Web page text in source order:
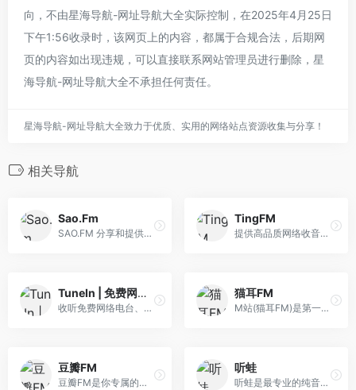
向，不由星海导航-网址导航大全实际控制，在2025年4月25日
下午1:56收录时，该网页上的内容，都属于合规合法，后期网
页的内容如出现违规，可以直接联系网站管理员进行删除，星
海导航-网址导航大全不承担任何责任。
星海导航-网址导航大全致力于优质、实用的网络站点资源收集与分享！
相关导航
Sao.Fm
SAO.FM 分享和提供高品质网络收音机在线收听服务，无软件安装实现网页在线收听，手机在线收听广播。网站全面汇集整理国内外主流电台流媒体播放地址，方便广大广播爱好者随时随地利用网络收听喜爱的广播电台。
TingFM
提供高品质网络收音机在线收听服务，无软件安装实现网页在线收听，手机在线收听广播。网站全面汇集整理国内外主流电台流媒体播放地址，方便广大广播爱好者随 时随地利用网络收听喜爱的广播电台。TingFM祝您收听愉快！
TuneIn | 免费网络电台
收听免费网络电台、新闻、体育、音乐、有声电子书和播客。媒体流直播 CNN、FOX News 电台和 MSNBC。另外还有 100,000 个 AM/FM 广播电台，提供音乐、新闻和本地体育谈话等特色内容。
猫耳FM
M站(猫耳FM)是第一家弹幕音图站,同时也是中国声优基地,在这里可以听电台,音乐,翻唱,小说和广播剧,用二次元声音连接三次元.
豆瓣FM
豆瓣FM是你专属的个性化音乐收听工具。它简单方便，打开就能收听。在收听过程中，你可以用“红心”、“垃圾桶”或者“跳过” 告诉豆瓣FM你的喜好。豆瓣FM将根据你的操作和反馈，从海量曲库中自动发现并播出符合你音乐口味的歌曲。
听蛙
听蛙是最专业的纯音乐社区，专注于分享好听的纯音乐、轻音乐、钢琴曲、新世纪音乐、背景音乐，提供在线试听、MP3下载、排行榜